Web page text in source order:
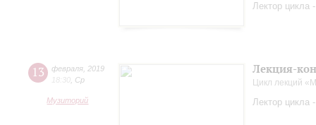
Лектор цикла
13 февраля 2019
18:30 Ср
Музиторий
Лекция-
Цикл лекций
Лектор цикла